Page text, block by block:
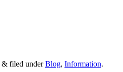
& filed underBlog, Information.